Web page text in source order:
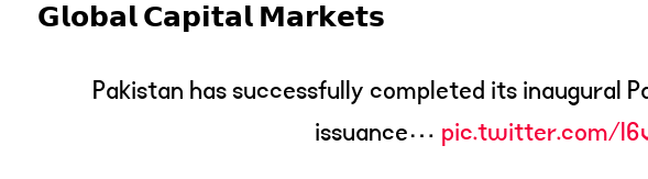
𝗚𝗹𝗼𝗯𝗮𝗹 𝗖𝗮𝗽𝗶𝘁𝗮𝗹 𝗠𝗮𝗿𝗸𝗲𝘁𝘀
Pakistan has successfully completed its inaugural
issuance… pic.twitter.com/